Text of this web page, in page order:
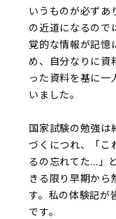
いうものが必ずあ
の近道になるので
覚的な情報が記憶
め、自分なりに資
った資料を基に一
いました。
国家試験の勉強は
づくにつれ、「こ
るの忘れてた...」
きる限り早期から
す。私の体験記が
です。